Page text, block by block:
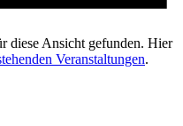
diese Ansicht gefunden. Hier
Veranstaltungen.